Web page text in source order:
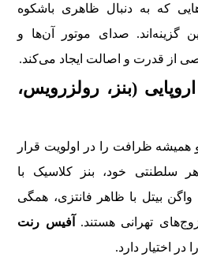
که به دنبال ظاهری باشکوه
گزینه‌اند. صدای موتور آن‌ها و
قدرت و اصالت ایجاد می‌کند.
(بنز، رولزرویس،
همیشه ظرافت را در اولویت قرار
سلطنتی خود، بنز کلاسیک با
بیتل با ظاهر فانتزی، همگی
تهرانی هستند.
آفیس رنت
در اختیار دارد.